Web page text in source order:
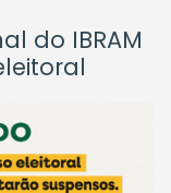
do IBRAM